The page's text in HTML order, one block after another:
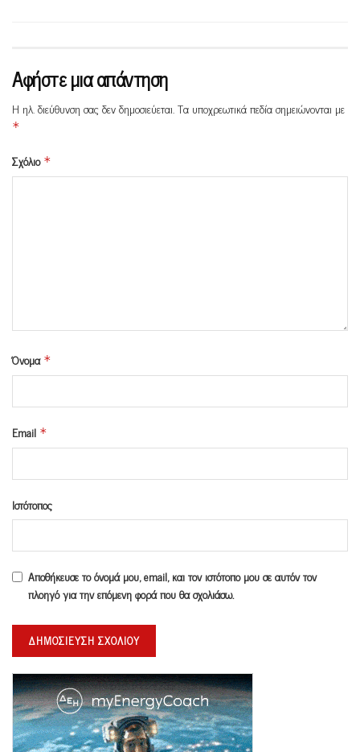
Αφήστε μια απάντηση
Η ηλ. διεύθυνση σας δεν δημοσιεύεται.Τα υποχρεωτικά πεδία σημειώνονται με
*
Σχόλιο *
Όνομα *
Email *
Ιστότοπος
Αποθήκευσε το όνομά μου, email, και τον ιστότοπο μου σε αυτόν τον
πλοηγό για την επόμενη φορά που θα σχολιάσω.